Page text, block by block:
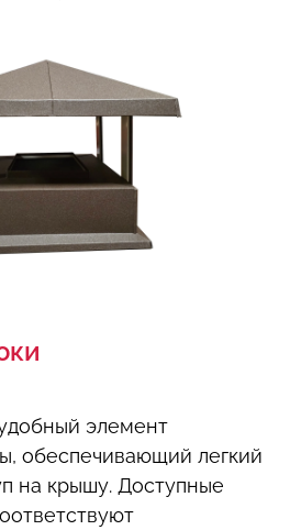
элемент
обеспечивающий легкий
на крышу. Доступные